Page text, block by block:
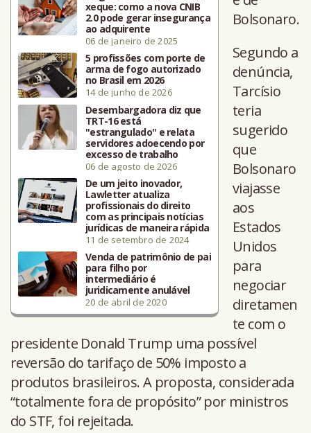
xeque: como a nova CNIB
2.0 pode gerar insegurança
ao adquirente
06 de janeiro de 2025
5 profissões com porte de
arma de fogo autorizado
no Brasil em 2026
14 de junho de 2026
Desembargadora diz que
TRT-16 está
"estrangulado" e relata
servidores adoecendo por
excesso de trabalho
06 de agosto de 2026
De um jeito inovador,
Lawletter atualiza
profissionais do direito
com as principais notícias
jurídicas de maneira rápida
11 de setembro de 2024
Venda de patrimônio de pai
para filho por
intermediário é
juridicamente anulável
20 de abril de 2020
Bolsonaro.
Segundo a
denúncia,
Tarcísio
teria
sugerido
que
Bolsonaro
viajasse
aos
Estados
Unidos
para
negociar
diretamen
te com o
presidente Donald Trump uma possível
reversão do tarifaço de 50% imposto a
produtos brasileiros. A proposta, considerada
“totalmente fora de propósito” por ministros
do STF, foi rejeitada.